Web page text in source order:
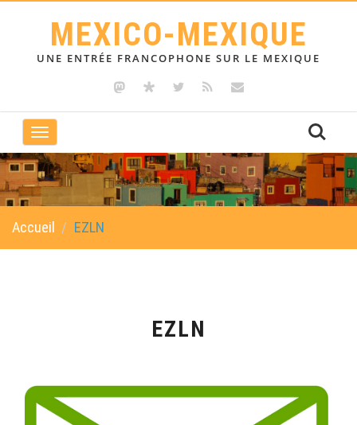
MEXICO-MEXIQUE
UNE ENTRÉE FRANCOPHONE SUR LE MEXIQUE
Toggle
navigation
Accueil EZLN
EZLN